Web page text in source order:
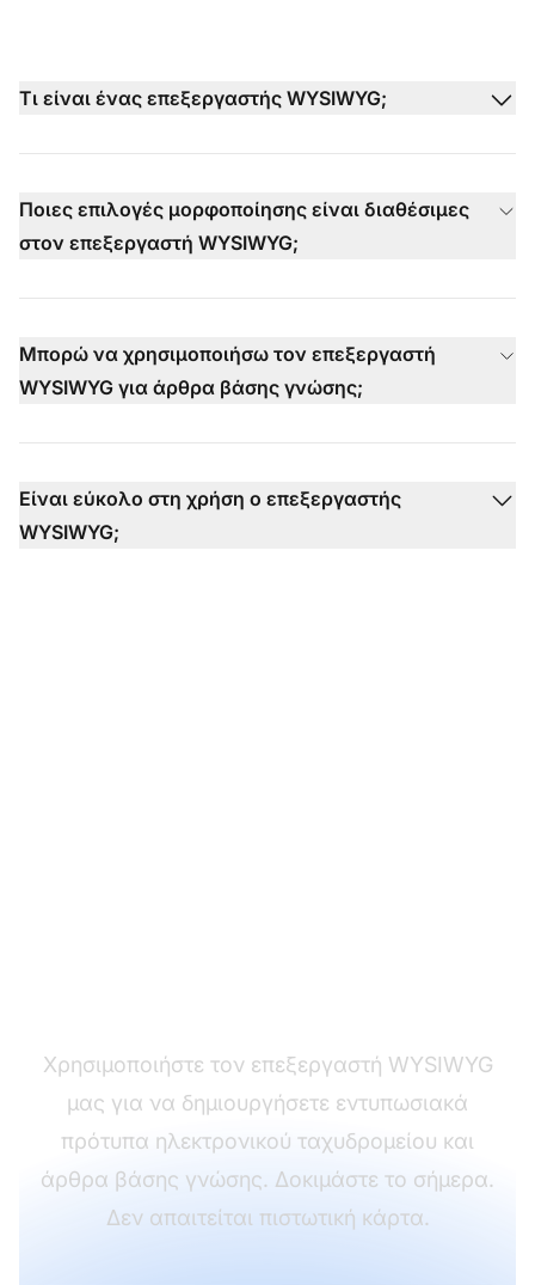
Τι είναι ένας επεξεργαστής WYSIWYG;
Ποιες επιλογές μορφοποίησης είναι διαθέσιμες
στον επεξεργαστή WYSIWYG;
Μπορώ να χρησιμοποιήσω τον επεξεργαστή
WYSIWYG για άρθρα βάσης γνώσης;
Είναι εύκολο στη χρήση ο επεξεργαστής
WYSIWYG;
Χρησιμοποιήστε τον επεξεργαστή WYSIWYG
μας για να δημιουργήσετε εντυπωσιακά
πρότυπα ηλεκτρονικού ταχυδρομείου και
άρθρα βάσης γνώσης. Δοκιμάστε το σήμερα.
Δεν απαιτείται πιστωτική κάρτα.